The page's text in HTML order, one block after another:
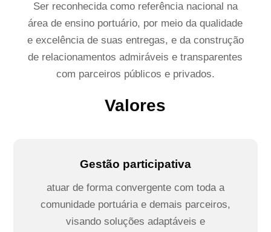
Ser reconhecida como referência nacional na
área de ensino portuário, por meio da qualidade
e excelência de suas entregas, e da construção
de relacionamentos admiráveis e transparentes
com parceiros públicos e privados.
Valores
Gestão participativa
atuar de forma convergente com toda a
comunidade portuária e demais parceiros,
visando soluções adaptáveis e